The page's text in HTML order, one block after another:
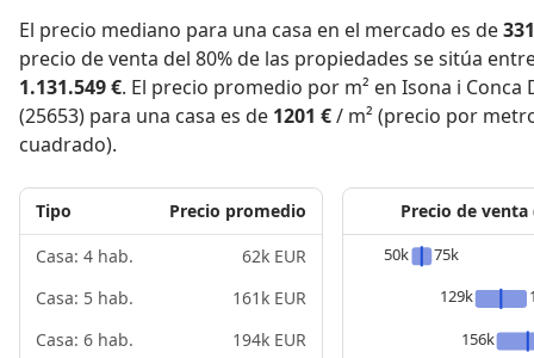
El precio mediano para una casa en el mercado es de
precio de venta del 80% de las propiedades se sitúa
1.131.549 €. El precio promedio por m² en Isona i Conca
(25653) para una casa es de 1201 €/ m² (precio por
cuadrado).
Tipo
Precio promedio
Casa: 4 hab.
62k EUR
Casa: 5 hab.
161k EUR
Casa: 6 hab.
194k EUR
Precio de venta
50k
75k
129k
156k